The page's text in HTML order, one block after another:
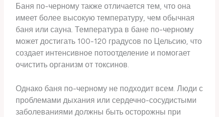
Баня по-черному также отличается тем, что она
имеет более высокую температуру, чем обычная
баня или сауна. Температура в бане по-черному
может достигать 100-120 градусов по Цельсию, что
создает интенсивное потоотделение и помогает
очистить организм от токсинов.
Однако баня по-черному не подходит всем. Люди с
проблемами дыхания или сердечно-сосудистыми
заболеваниями должны быть осторожны при